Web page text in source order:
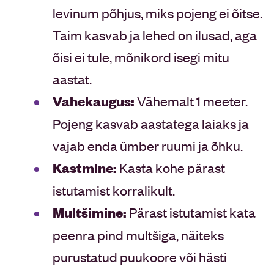
levinum põhjus, miks pojeng ei õitse.
Taim kasvab ja lehed on ilusad, aga
õisi ei tule, mõnikord isegi mitu
aastat.
Vahekaugus:Vähemalt 1 meeter.
Pojeng kasvab aastatega laiaks ja
vajab enda ümber ruumi ja õhku.
Kastmine: Kasta kohe pärast
istutamist korralikult.
Multšimine: Pärast istutamist kata
peenra pind multšiga, näiteks
purustatud puukoore või hästi